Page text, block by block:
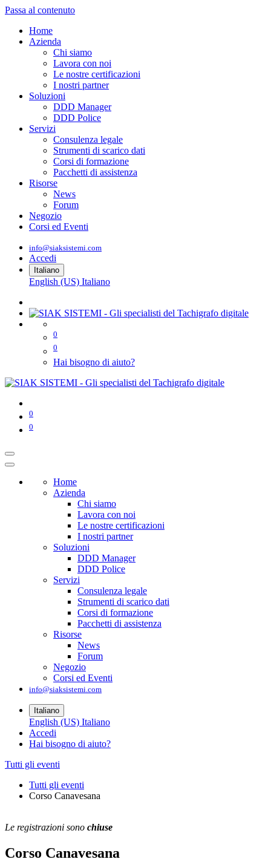
Passa al contenuto
Home
Azienda
Chi siamo
Lavora con noi
Le nostre certificazioni
I nostri partner
Soluzioni
DDD Manager
DDD Police
Servizi
Consulenza legale
Strumenti di scarico dati
Corsi di formazione
Pacchetti di assistenza
Risorse
News
Forum
Negozio
Corsi ed Eventi
info@siaksistemi.com
Accedi
Italiano
English (US) Italiano
0
0
Hai bisogno di aiuto?
0
0
Home
Azienda
Chi siamo
Lavora con noi
Le nostre certificazioni
I nostri partner
Soluzioni
DDD Manager
DDD Police
Servizi
Consulenza legale
Strumenti di scarico dati
Corsi di formazione
Pacchetti di assistenza
Risorse
News
Forum
Negozio
Corsi ed Eventi
info@siaksistemi.com
Italiano
English (US) Italiano
Accedi
Hai bisogno di aiuto?
Tutti gli eventi
Tutti gli eventi
Corso Canavesana
Le registrazioni sono chiuse
Corso Canavesana